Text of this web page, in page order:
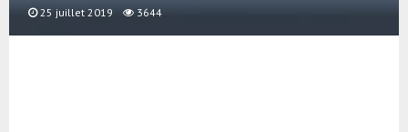
25 juillet 2019 3644